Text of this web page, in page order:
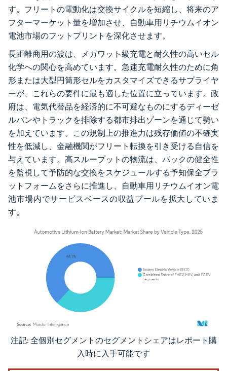
す。フリートの電動化は交換サイクルを短縮し、将来のア
フターマーケット量を増加させ、自動車用リチウムイオン
電池市場のフットプリントを深化させます。
長距離商用の波は、メガワット級充電と耐久性の高いセル
化学への関心を高めています。急速充電耐久性のために角
形または大型円筒形セルをカスタマイズできるサプライヤ
ーが、これらの要件に最も適した位置に立っています。政
府は、電気代替品を経済的に不可避なものにするディーゼ
ルバンやトラックを排除する都市排出ゾーンを通じて勢い
を加えています。この規制上の推進力は残存価値の不確実
性を低減し、金融機関がフリート転換を引き受ける自信を
与えています。高スループットの物流は、パックの健全性
を監視して予防的な交換をスケジュールする予知保全プラ
ットフォームをさらに推進し、自動車用リチウムイオン電
池市場内でサービスベースの収益プールを拡大していま
す。
画像 © Mordor Intelligence。再利用にはCC BY 4.0の表示が必要です。
注記: 全個別セグメントのセグメントシェアはレポート購
入時に入手可能です